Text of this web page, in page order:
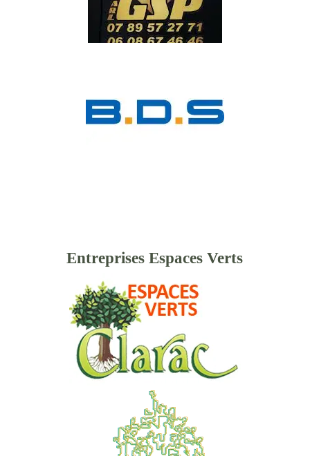
Entreprises Espaces Verts